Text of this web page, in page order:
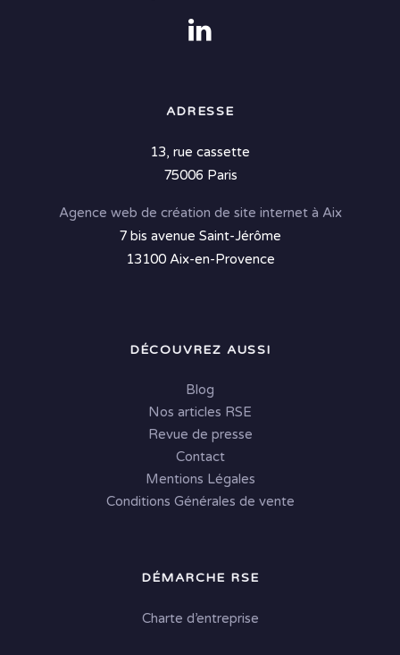
ADRESSE
13, rue cassette
75006 Paris
Agence web de création de site internet à Aix
7 bis avenue Saint-Jérôme
13100 Aix-en-Provence
DÉCOUVREZ AUSSI
Blog
Nos articles RSE
Revue de presse
Contact
Mentions Légales
Conditions Générales de vente
DÉMARCHE RSE
Charte d’entreprise